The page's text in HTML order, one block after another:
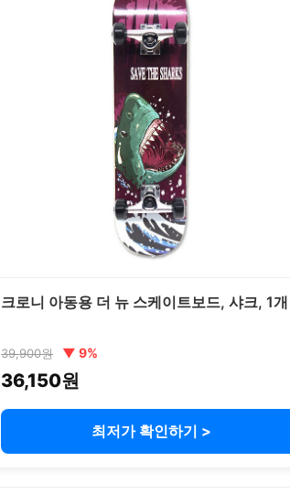
크로니 아동용 더 뉴 스케이트보드, 샤크, 1개
39,900원 ▼ 9%
36,150원
최저가 확인하기 >